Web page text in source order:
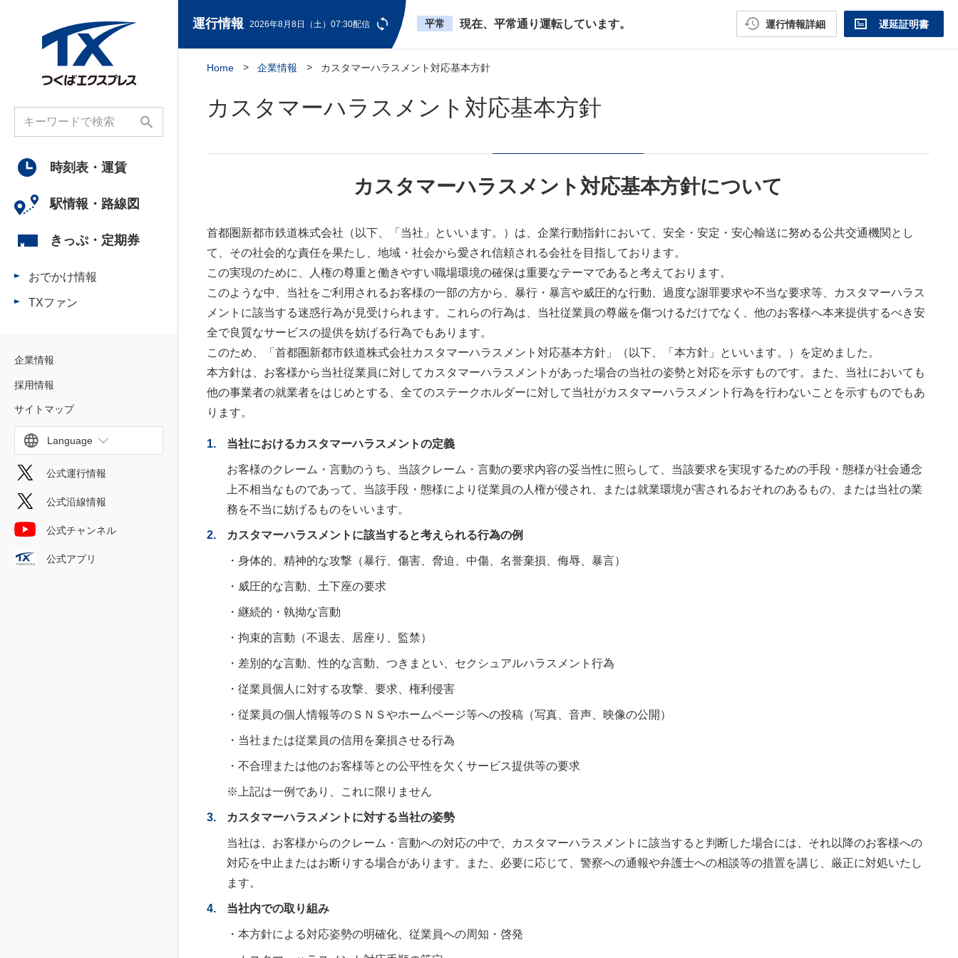
時刻表・ 運賃
駅情報・ 路線図
きっぷ・ 定期券
おでかけ情報
TXファン
企業情報
採用情報
サイトマップ
Language
公式運行情報
公式沿線情報
公式チャンネル
公式アプリ
運行情報 2026年8月8日（土）07:30配信 平常 現在、平常通り運転しています。 運行情報詳細 遅延証明書
Home 企業情報 カスタマーハラスメント対応基本方針
カスタマーハラスメント対応基本方針
カスタマーハラスメント対応基本方針について
首都圏新都市鉄道株式会社（以下、「当社」といいます。）は、企業行動指針において、安全・安定・安心輸送に努める公共交通機関とし
て、その社会的な責任を果たし、地域・社会から愛され信頼される会社を目指しております。
この実現のために、人権の尊重と働きやすい職場環境の確保は重要なテーマであると考えております。
このような中、当社をご利用されるお客様の一部の方から、暴行・暴言や威圧的な行動、過度な謝罪要求や不当な要求等、カスタマーハラス
メントに該当する迷惑行為が見受けられます。これらの行為は、当社従業員の尊厳を傷つけるだけでなく、他のお客様へ本来提供するべき安
全で良質なサービスの提供を妨げる行為でもあります。
このため、「首都圏新都市鉄道株式会社カスタマーハラスメント対応基本方針」（以下、「本方針」といいます。）を定めました。
本方針は、お客様から当社従業員に対してカスタマーハラスメントがあった場合の当社の姿勢と対応を示すものです。また、当社においても
他の事業者の就業者をはじめとする、全てのステークホルダーに対して当社がカスタマーハラスメント行為を行わないことを示すものでもあ
ります。
1. 当社におけるカスタマーハラスメントの定義
お客様のクレーム・言動のうち、当該クレーム・言動の要求内容の妥当性に照らして、当該要求を実現するための手段・態様が社会通念
上不相当なものであって、当該手段・態様により従業員の人権が侵され、または就業環境が害されるおそれのあるもの、または当社の業
務を不当に妨げるものをいいます。
2. カスタマーハラスメントに該当すると考えられる行為の例
・身体的、精神的な攻撃（暴行、傷害、脅迫、中傷、名誉棄損、侮辱、暴言）
・威圧的な言動、土下座の要求
・継続的・執拗な言動
・拘束的言動（不退去、居座り、監禁）
・差別的な言動、性的な言動、つきまとい、セクシュアルハラスメント行為
・従業員個人に対する攻撃、要求、権利侵害
・従業員の個人情報等のＳＮＳやホームページ等への投稿（写真、音声、映像の公開）
・当社または従業員の信用を棄損させる行為
・不合理または他のお客様等との公平性を欠くサービス提供等の要求
※上記は一例であり、これに限りません
3. カスタマーハラスメントに対する当社の姿勢
当社は、お客様からのクレーム・言動への対応の中で、カスタマーハラスメントに該当すると判断した場合には、それ以降のお客様への
対応を中止またはお断りする場合があります。また、必要に応じて、警察への通報や弁護士への相談等の措置を講じ、厳正に対処いたし
ます。
4. 当社内での取り組み
・本方針による対応姿勢の明確化、従業員への周知・啓発